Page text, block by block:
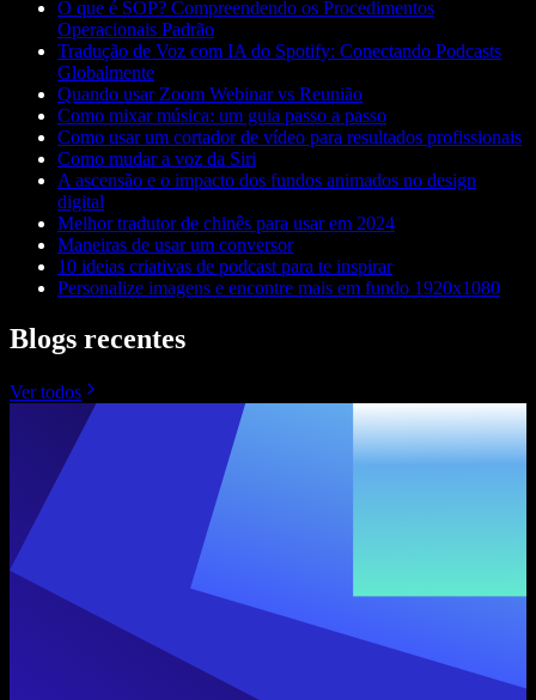
O que é SOP? Compreendendo os Procedimentos
Operacionais Padrão
Tradução de Voz com IA do Spotify: Conectando Podcasts
Globalmente
Quando usar Zoom Webinar vs Reunião
Como mixar música: um guia passo a passo
Como usar um cortador de vídeo para resultados profissionais
Como mudar a voz da Siri
A ascensão e o impacto dos fundos animados no design
digital
Melhor tradutor de chinês para usar em 2024
Maneiras de usar um conversor
10 ideias criativas de podcast para te inspirar
Personalize imagens e encontre mais em fundo 1920x1080
Blogs recentes
Ver todos